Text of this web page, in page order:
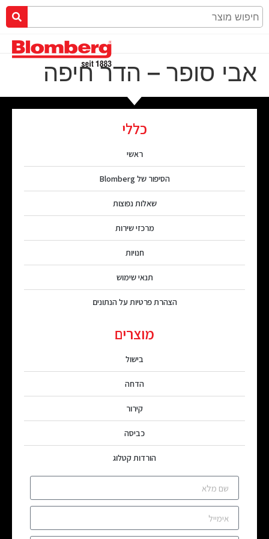
אבי סופר – הדר חיפה
כללי
ראשי
הסיפור של Blomberg
שאלות נפוצות
מרכזי שירות
חנויות
תנאי שימוש
הצהרת פרטיות על הנתונים
מוצרים
בישול
הדחה
קירור
כביסה
הורדות קטלוג